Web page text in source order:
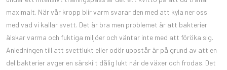
maximalt. När vår kropp blir varm svarar den med att kyla ner oss
med vad vi kallar svett. Det är bra men problemet är att bakterier
älskar varma och fuktiga miljöer och väntar inte med att föröka sig.
Anledningen till att svettlukt eller odör uppstår är på grund av att en
del bakterier avger en särskilt dålig lukt när de växer och frodas. Det